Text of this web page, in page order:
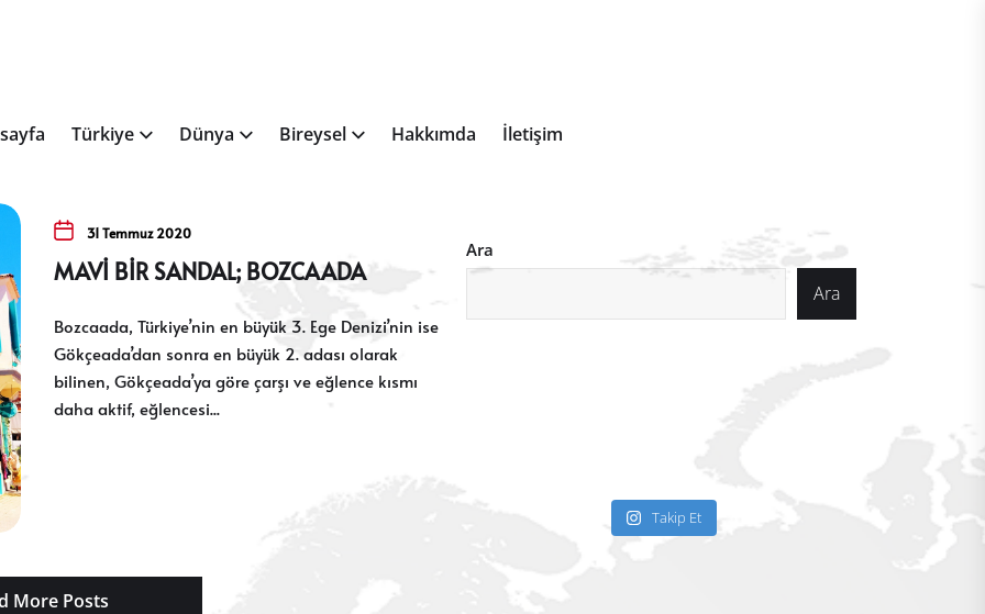
Türkiye Dünya Bireysel Hakkımda İletişim
31 Temmuz 2020
MAVİ BİR SANDAL; BOZCAADA
Bozcaada, Türkiye’nin en büyük 3. Ege Denizi’nin ise
Gökçeada’dan sonra en büyük 2. adası olarak
bilinen, Gökçeada’ya göre çarşı ve eğlence kısmı
daha aktif, eğlencesi...
More Posts
Ara
Ara
Takip Et